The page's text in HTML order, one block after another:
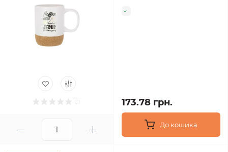
173.78 грн.
До кошика